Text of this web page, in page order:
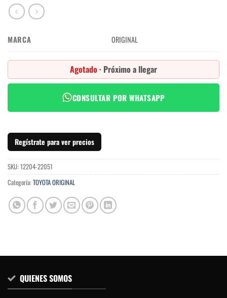
MARCA ORIGINAL
Agotado · Próximo a llegar
CONSULTAR POR WHATSAPP
Regístrate para ver precios
SKU: 12204-22051
Categoría: TOYOTA ORIGINAL
QUIENES SOMOS